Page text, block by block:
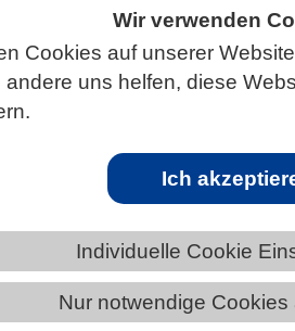
Wir verwenden
Cookies auf unserer
andere uns helfen, diese
Ich
Individuelle Cookie
Nur notwendige Cookies
NORDRHEIN-WESTFALEN
| 16.08.2024
im Jahr 2023
befanden sich an den